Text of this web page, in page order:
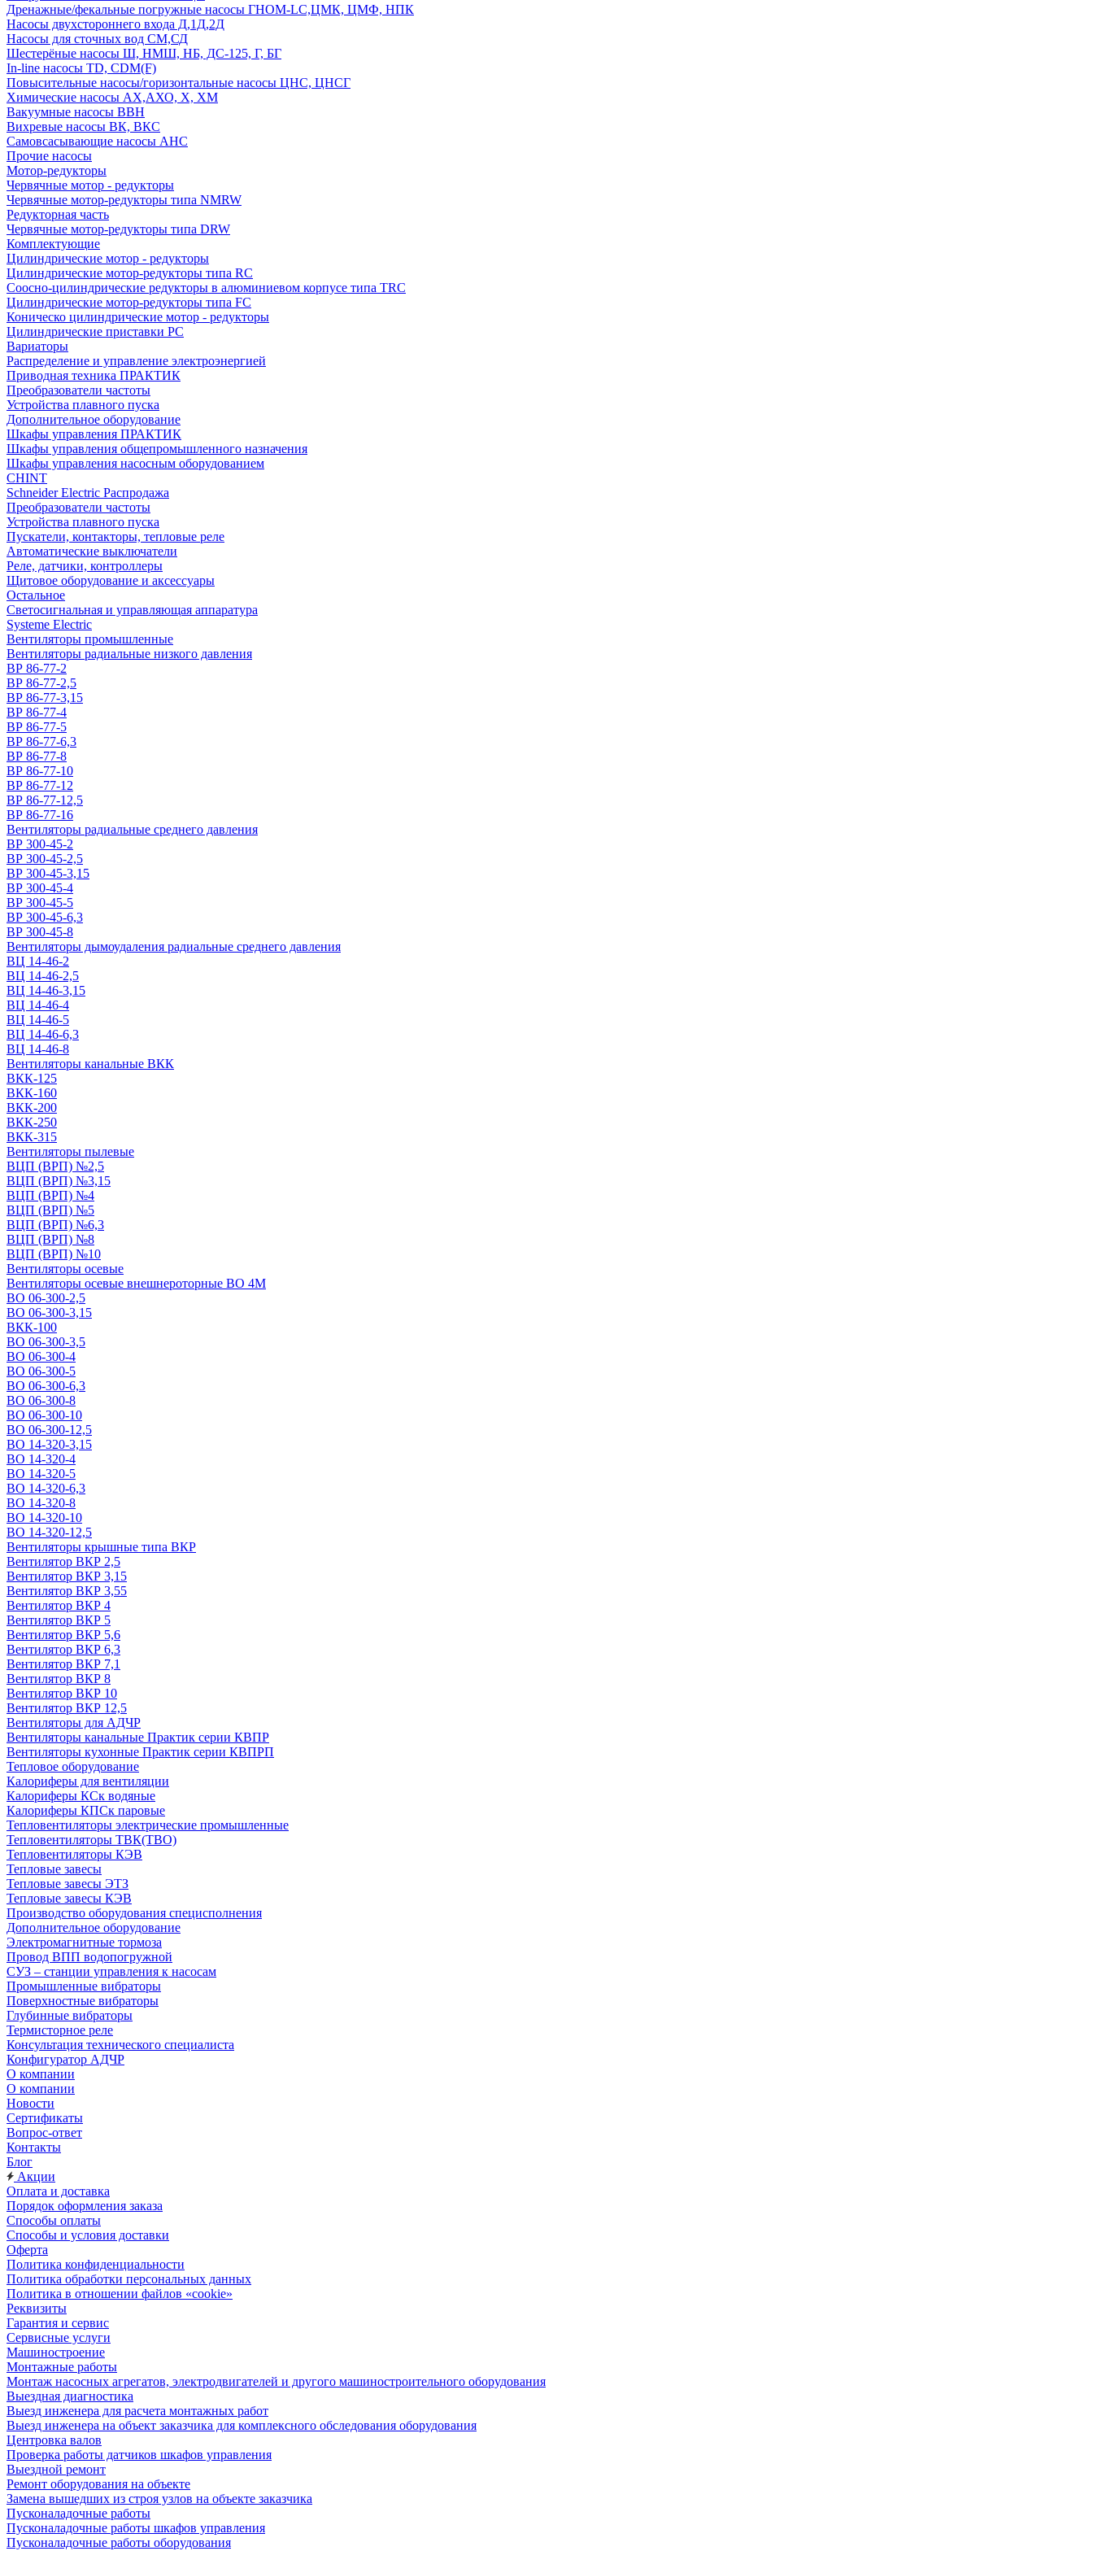
Дренажные/фекальные погружные насосы ГНОМ-LC,ЦМК, ЦМФ, НПК
Насосы двухстороннего входа Д,1Д,2Д
Насосы для сточных вод СМ,СД
Шестерёные насосы Ш, НМШ, НБ, ДС-125, Г, БГ
In-line насосы TD, CDM(F)
Повысительные насосы/горизонтальные насосы ЦНС, ЦНСГ
Химические насосы АХ,АХО, Х, ХМ
Вакуумные насосы ВВН
Вихревые насосы ВК, ВКС
Самовсасывающие насосы АНС
Прочие насосы
Мотор-редукторы
Червячные мотор - редукторы
Червячные мотор-редукторы типа NMRW
Редукторная часть
Червячные мотор-редукторы типа DRW
Комплектующие
Цилиндрические мотор - редукторы
Цилиндрические мотор-редукторы типа RC
Соосно-цилиндрические редукторы в алюминиевом корпусе типа TRC
Цилиндрические мотор-редукторы типа FC
Коническо цилиндрические мотор - редукторы
Цилиндрические приставки PC
Вариаторы
Распределение и управление электроэнергией
Приводная техника ПРАКТИК
Преобразователи частоты
Устройства плавного пуска
Дополнительное оборудование
Шкафы управления ПРАКТИК
Шкафы управления общепромышленного назначения
Шкафы управления насосным оборудованием
CHINT
Schneider Electric Распродажа
Преобразователи частоты
Устройства плавного пуска
Пускатели, контакторы, тепловые реле
Автоматические выключатели
Реле, датчики, контроллеры
Щитовое оборудование и аксессуары
Остальное
Светосигнальная и управляющая аппаратура
Systeme Electric
Вентиляторы промышленные
Вентиляторы радиальные низкого давления
ВР 86-77-2
ВР 86-77-2,5
ВР 86-77-3,15
ВР 86-77-4
ВР 86-77-5
ВР 86-77-6,3
ВР 86-77-8
ВР 86-77-10
ВР 86-77-12
ВР 86-77-12,5
ВР 86-77-16
Вентиляторы радиальные среднего давления
ВР 300-45-2
ВР 300-45-2,5
ВР 300-45-3,15
ВР 300-45-4
ВР 300-45-5
ВР 300-45-6,3
ВР 300-45-8
Вентиляторы дымоудаления радиальные среднего давления
ВЦ 14-46-2
ВЦ 14-46-2,5
ВЦ 14-46-3,15
ВЦ 14-46-4
ВЦ 14-46-5
ВЦ 14-46-6,3
ВЦ 14-46-8
Вентиляторы канальные ВКК
ВКК-125
ВКК-160
ВКК-200
ВКК-250
ВКК-315
Вентиляторы пылевые
ВЦП (ВРП) №2,5
ВЦП (ВРП) №3,15
ВЦП (ВРП) №4
ВЦП (ВРП) №5
ВЦП (ВРП) №6,3
ВЦП (ВРП) №8
ВЦП (ВРП) №10
Вентиляторы осевые
Вентиляторы осевые внешнероторные ВО 4М
ВО 06-300-2,5
ВО 06-300-3,15
ВКК-100
ВО 06-300-3,5
ВО 06-300-4
ВО 06-300-5
ВО 06-300-6,3
ВО 06-300-8
ВО 06-300-10
ВО 06-300-12,5
ВО 14-320-3,15
ВО 14-320-4
ВО 14-320-5
ВО 14-320-6,3
ВО 14-320-8
ВО 14-320-10
ВО 14-320-12,5
Вентиляторы крышные типа ВКР
Вентилятор ВКР 2,5
Вентилятор ВКР 3,15
Вентилятор ВКР 3,55
Вентилятор ВКР 4
Вентилятор ВКР 5
Вентилятор ВКР 5,6
Вентилятор ВКР 6,3
Вентилятор ВКР 7,1
Вентилятор ВКР 8
Вентилятор ВКР 10
Вентилятор ВКР 12,5
Вентиляторы для АДЧР
Вентиляторы канальные Практик серии КВПР
Вентиляторы кухонные Практик серии КВПРП
Тепловое оборудование
Калориферы для вентиляции
Калориферы КСк водяные
Калориферы КПСк паровые
Тепловентиляторы электрические промышленные
Тепловентиляторы ТВК(ТВО)
Тепловентиляторы КЭВ
Тепловые завесы
Тепловые завесы ЭТЗ
Тепловые завесы КЭВ
Производство оборудования специсполнения
Дополнительное оборудование
Электромагнитные тормоза
Провод ВПП водопогружной
СУЗ – станции управления к насосам
Промышленные вибраторы
Поверхностные вибраторы
Глубинные вибраторы
Термисторное реле
Консультация технического специалиста
Конфигуратор АДЧР
О компании
О компании
Новости
Сертификаты
Вопрос-ответ
Контакты
Блог
Акции
Оплата и доставка
Порядок оформления заказа
Способы оплаты
Способы и условия доставки
Оферта
Политика конфиденциальности
Политика обработки персональных данных
Политика в отношении файлов «cookie»
Реквизиты
Гарантия и сервис
Сервисные услуги
Машиностроение
Монтажные работы
Монтаж насосных агрегатов, электродвигателей и другого машиностроительного оборудования
Выездная диагностика
Выезд инженера для расчета монтажных работ
Выезд инженера на объект заказчика для комплексного обследования оборудования
Центровка валов
Проверка работы датчиков шкафов управления
Выездной ремонт
Ремонт оборудования на объекте
Замена вышедших из строя узлов на объекте заказчика
Пусконаладочные работы
Пусконаладочные работы шкафов управления
Пусконаладочные работы оборудования